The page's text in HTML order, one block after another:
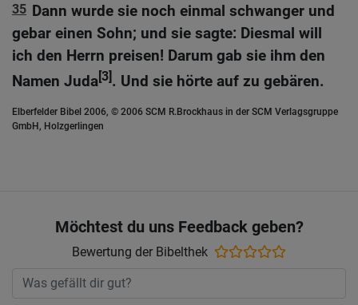
35 Dann wurde sie noch einmal schwanger und
gebar einen Sohn; und sie sagte: Diesmal will
ich den Herrn preisen! Darum gab sie ihm den
Namen Juda[3]. Und sie hörte auf zu gebären.
Elberfelder Bibel 2006, © 2006 SCM R.Brockhaus in der SCM Verlagsgruppe
GmbH, Holzgerlingen
Möchtest du uns Feedback geben?
Bewertung der Bibelthek